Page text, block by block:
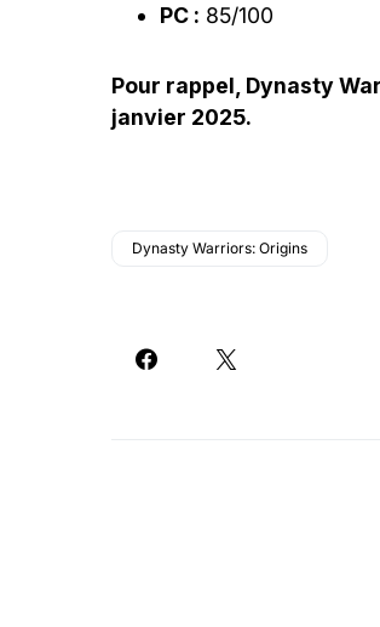
PC : 85/100
Pour rappel, Dynasty
janvier 2025.
Dynasty Warriors: Origins